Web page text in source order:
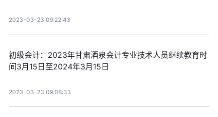
2023-03-23 09:22:43
初级会计：2023年甘肃酒泉会计专业技术人员继续教育时
间3月15日至2024年3月15日
2023-03-23 09:08:33